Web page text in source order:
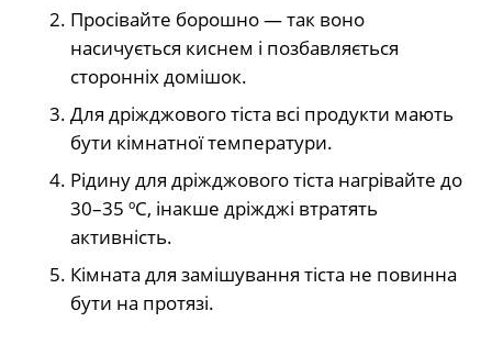
Просівайте борошно — так воно
насичується киснем і позбавляється
сторонніх домішок.
Для дріжджового тіста всі продукти мають
бути кімнатної температури.
Рідину для дріжджового тіста нагрівайте до
30–35 ºC, інакше дріжджі втратять
активність.
Кімната для замішування тіста не повинна
бути на протязі.